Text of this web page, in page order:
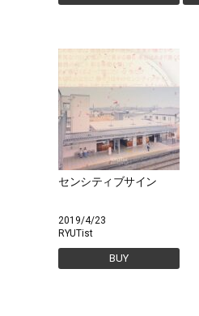
センシティブサイン
2019/4/23
RYUTist
BUY